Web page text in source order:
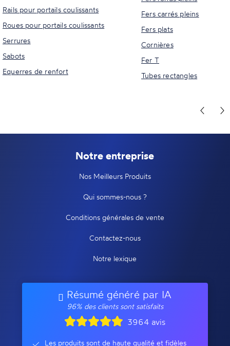
Rails pour portails coulissants
Roues pour portails coulissants
Serrures
Sabots
Equerres de renfort
Fers carrés pleins
Fers plats
Cornières
Fer T
Tubes rectangles
Notre entreprise
Nos Meilleurs Produits
Qui sommes-nous ?
Conditions générales de vente
Contactez-nous
Notre lexique
Résumé généré par IA
96% des clients sont satisfaits
3964 avis
Les produits sont de haute qualité et fidèles